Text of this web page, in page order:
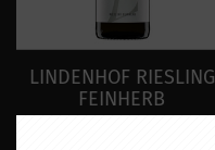
LINDENHOF RIESLING
FEINHERB